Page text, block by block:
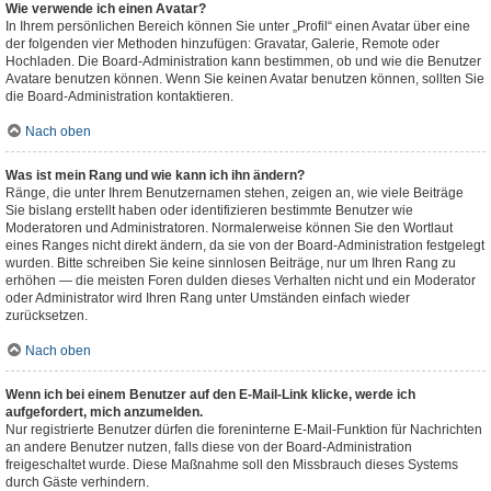
Wie verwende ich einen Avatar?
In Ihrem persönlichen Bereich können Sie unter „Profil“ einen Avatar über eine
der folgenden vier Methoden hinzufügen: Gravatar, Galerie, Remote oder
Hochladen. Die Board-Administration kann bestimmen, ob und wie die Benutzer
Avatare benutzen können. Wenn Sie keinen Avatar benutzen können, sollten Sie
die Board-Administration kontaktieren.
Nach oben
Was ist mein Rang und wie kann ich ihn ändern?
Ränge, die unter Ihrem Benutzernamen stehen, zeigen an, wie viele Beiträge
Sie bislang erstellt haben oder identifizieren bestimmte Benutzer wie
Moderatoren und Administratoren. Normalerweise können Sie den Wortlaut
eines Ranges nicht direkt ändern, da sie von der Board-Administration festgelegt
wurden. Bitte schreiben Sie keine sinnlosen Beiträge, nur um Ihren Rang zu
erhöhen — die meisten Foren dulden dieses Verhalten nicht und ein Moderator
oder Administrator wird Ihren Rang unter Umständen einfach wieder
zurücksetzen.
Nach oben
Wenn ich bei einem Benutzer auf den E-Mail-Link klicke, werde ich
aufgefordert, mich anzumelden.
Nur registrierte Benutzer dürfen die foreninterne E-Mail-Funktion für Nachrichten
an andere Benutzer nutzen, falls diese von der Board-Administration
freigeschaltet wurde. Diese Maßnahme soll den Missbrauch dieses Systems
durch Gäste verhindern.